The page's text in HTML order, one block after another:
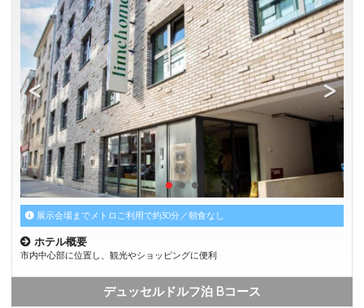
展示会場までメトロご利用で約30分／朝食なし
ホテル概要
市内中心部に位置し、観光やショッピングに便利
デュッセルドルフ泊 Bコース